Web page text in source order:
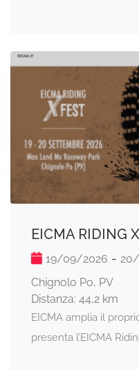
EICMA RIDING
19/09/2026 -
Chignolo Po, PV
Distanza: 44,2 km
EICMA amplia il
presenta l’EICMA